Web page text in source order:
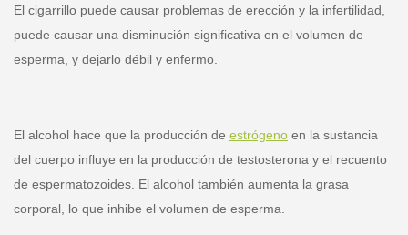
El cigarrillo puede causar problemas de erección y la infertilidad,
puede causar una disminución significativa en el volumen de
esperma, y ​​dejarlo débil y enfermo.
El alcohol hace que la producción de estrógenoen la sustancia
del cuerpo influye en la producción de testosterona y el recuento
de espermatozoides. El alcohol también aumenta la grasa
corporal, lo que inhibe el volumen de esperma.